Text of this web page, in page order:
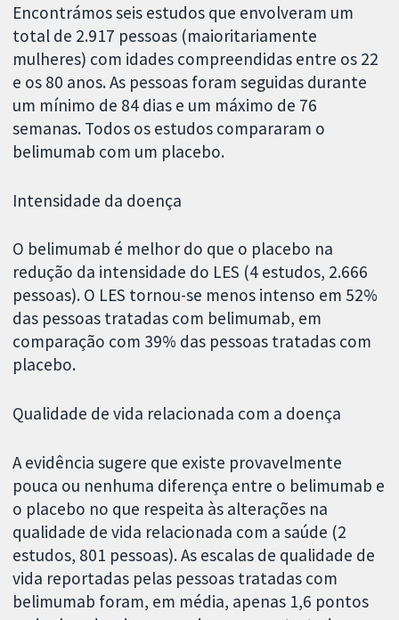
Encontrámos seis estudos que envolveram um
total de 2.917 pessoas (maioritariamente
mulheres) com idades compreendidas entre os 22
e os 80 anos. As pessoas foram seguidas durante
um mínimo de 84 dias e um máximo de 76
semanas. Todos os estudos compararam o
belimumab com um placebo.
Intensidade da doença
O belimumab é melhor do que o placebo na
redução da intensidade do LES (4 estudos, 2.666
pessoas). O LES tornou-se menos intenso em 52%
das pessoas tratadas com belimumab, em
comparação com 39% das pessoas tratadas com
placebo.
Qualidade de vida relacionada com a doença
A evidência sugere que existe provavelmente
pouca ou nenhuma diferença entre o belimumab e
o placebo no que respeita às alterações na
qualidade de vida relacionada com a saúde (2
estudos, 801 pessoas). As escalas de qualidade de
vida reportadas pelas pessoas tratadas com
belimumab foram, em média, apenas 1,6 pontos